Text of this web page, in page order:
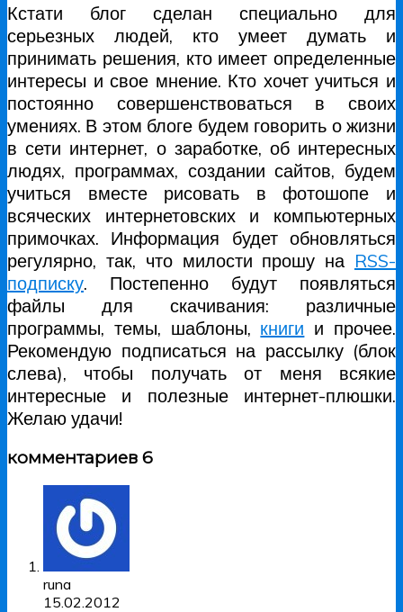
Кстати блог сделан специально для
серьезных людей, кто умеет думать и
принимать решения, кто имеет определенные
интересы и свое мнение. Кто хочет учиться и
постоянно совершенствоваться в своих
умениях. В этом блоге будем говорить о жизни
в сети интернет, о заработке, об интересных
людях, программах, создании сайтов, будем
учиться вместе рисовать в фотошопе и
всяческих интернетовских и компьютерных
примочках. Информация будет обновляться
регулярно, так, что милости прошу на RSS-
подписку. Постепенно будут появляться
файлы для скачивания: различные
программы, темы, шаблоны, книги и прочее.
Рекомендую подписаться на рассылку (блок
слева), чтобы получать от меня всякие
интересные и полезные интернет-плюшки.
Желаю удачи!
комментариев 6
runa
15.02.2012